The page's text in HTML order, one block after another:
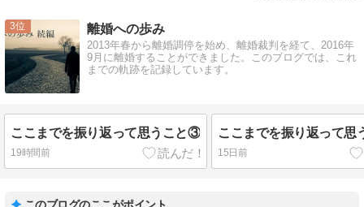
3 離婚への歩み
2013年春から離婚調停を始め、離婚裁判を経て、2016年
9月に離婚することができました。このブログでは、これ
までの軌跡を記録しています。
ここまでを振り返って思うこと③
19時間前
ここまでを振り返って
15日前
このブログのここがポイント